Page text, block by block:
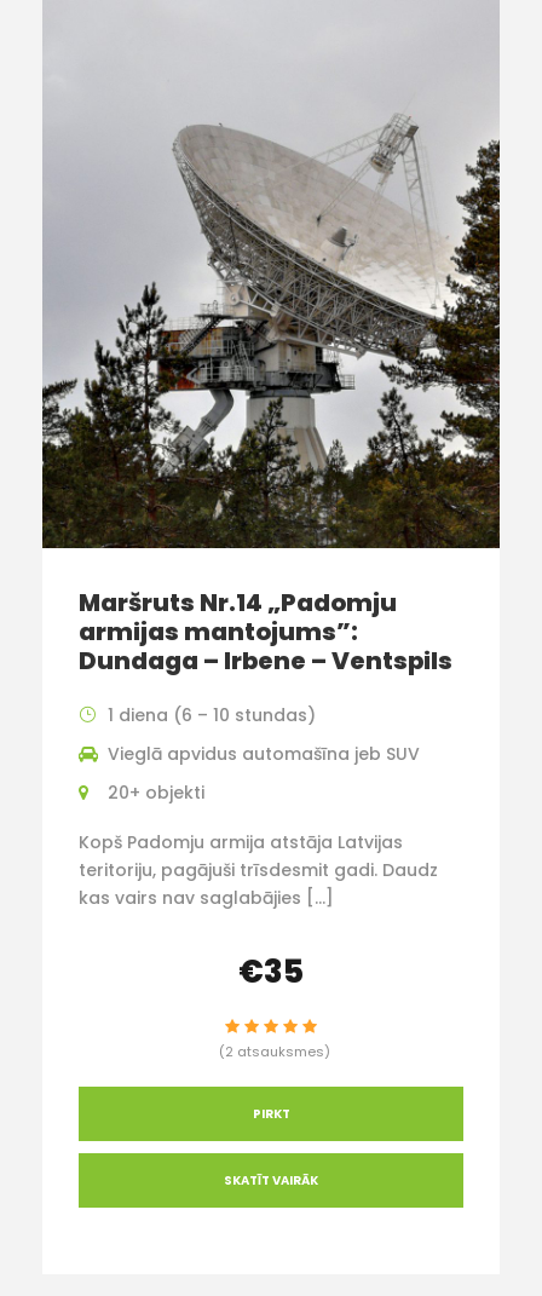
Maršruts Nr.14 „Padomju
armijas mantojums”:
Dundaga – Irbene – Ventspils
1 diena (6 – 10 stundas)
Vieglā apvidus automašīna jeb SUV
20+ objekti
Kopš Padomju armija atstāja Latvijas
teritoriju, pagājuši trīsdesmit gadi. Daudz
kas vairs nav saglabājies […]
€35
(2 atsauksmes)
PIRKT
SKATĪT VAIRĀK